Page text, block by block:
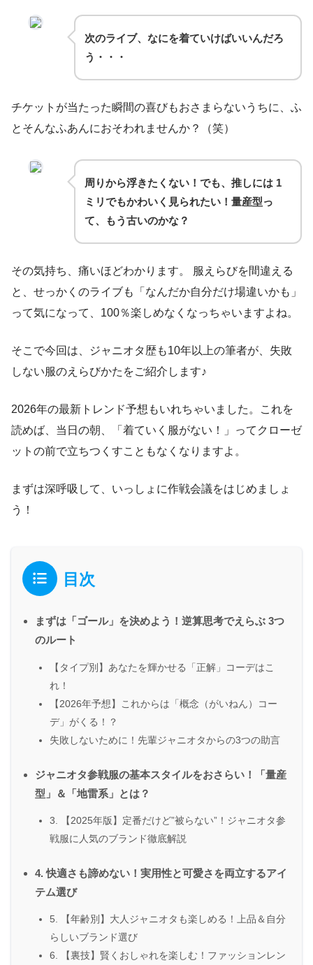
次のライブ、なにを着ていけばいいんだろ
う・・・
チケットが当たった瞬間の喜びもおさまらないうちに、ふ
とそんなふあんにおそわれませんか？（笑）
周りから浮きたくない！でも、推しには 1
ミリでもかわいく見られたい！量産型っ
て、もう古いのかな？
その気持ち、痛いほどわかります。 服えらびを間違える
と、せっかくのライブも「なんだか自分だけ場違いかも」
って気になって、100％楽しめなくなっちゃいますよね。
そこで今回は、ジャニオタ歴も10年以上の筆者が、失敗
しない服のえらびかたをご紹介します♪
2026年の最新トレンド予想もいれちゃいました。これを
読めば、当日の朝、「着ていく服がない！」ってクローゼ
ットの前で立ちつくすこともなくなりますよ。
まずは深呼吸して、いっしょに作戦会議をはじめましょ
う！
目次
まずは「ゴール」を決めよう！逆算思考でえらぶ 3つ
のルート
【タイプ別】あなたを輝かせる「正解」コーデはこ
れ！
【2026年予想】これからは「概念（がいねん）コー
デ」がくる！？
失敗しないために！先輩ジャニオタからの3つの助言
ジャニオタ参戦服の基本スタイルをおさらい！「量産
型」＆「地雷系」とは？
3. 【2025年版】定番だけど”被らない”！ジャニオタ参
戦服に人気のブランド徹底解説
4. 快適さも諦めない！実用性と可愛さを両立するアイ
テム選び
5. 【年齢別】大人ジャニオタも楽しめる！上品＆自分
らしいブランド選び
6. 【裏技】賢くおしゃれを楽しむ！ファッションレン